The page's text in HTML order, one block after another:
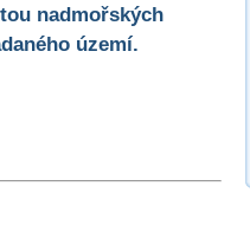
nadmořských
území.